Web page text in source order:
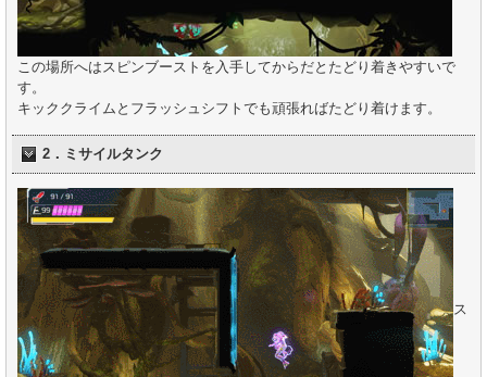
この場所へはスピンブーストを入手してからだとたどり着きやすいで
す。
キッククライムとフラッシュシフトでも頑張ればたどり着けます。
2．ミサイルタンク
ス